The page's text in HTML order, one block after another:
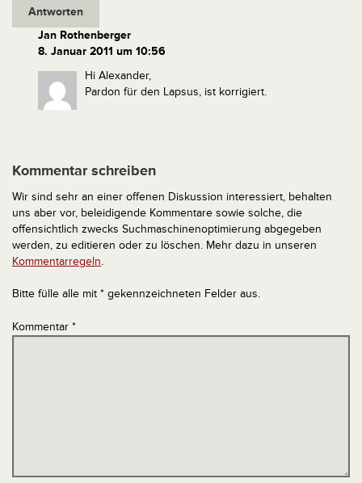
Antworten
Jan Rothenberger
8. Januar 2011 um 10:56
Hi Alexander,
Pardon für den Lapsus, ist korrigiert.
Kommentar schreiben
Wir sind sehr an einer offenen Diskussion interessiert, behalten
uns aber vor, beleidigende Kommentare sowie solche, die
offensichtlich zwecks Suchmaschinenoptimierung abgegeben
werden, zu editieren oder zu löschen. Mehr dazu in unseren
Kommentarregeln.
Bitte fülle alle mit * gekennzeichneten Felder aus.
Kommentar *